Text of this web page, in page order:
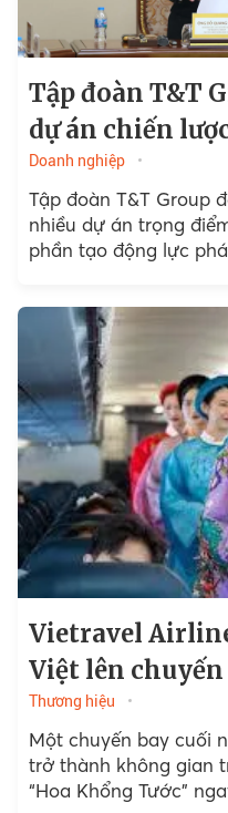
Tập đoàn T&T
dự án chiến
Doanh nghiệp
Tập đoàn T&T Group
nhiều dự án trọng
phần tạo động lực
Vietravel
Việt lên
Thương hiệu
Một chuyến bay cuối
trở thành không gian
“Hoa Khổng Tước”